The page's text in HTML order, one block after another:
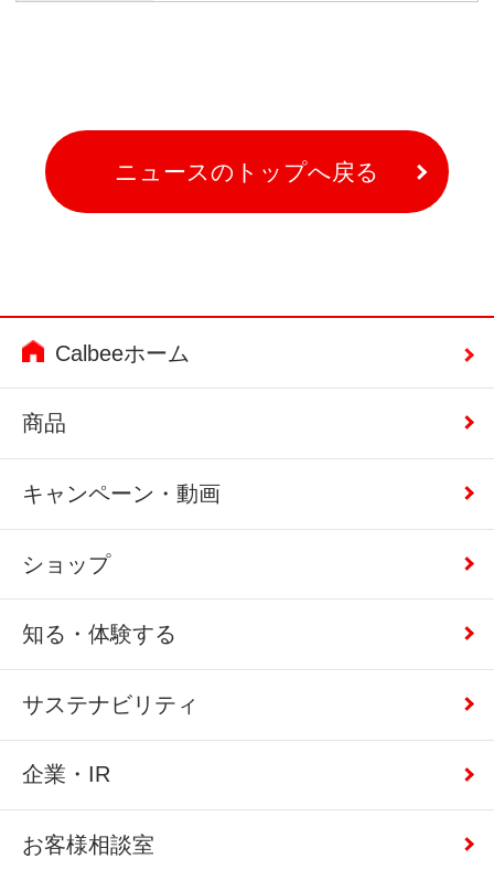
ニュースのトップへ戻る
Calbeeホーム
商品
キャンペーン・動画
ショップ
知る・体験する
サステナビリティ
企業・IR
お客様相談室